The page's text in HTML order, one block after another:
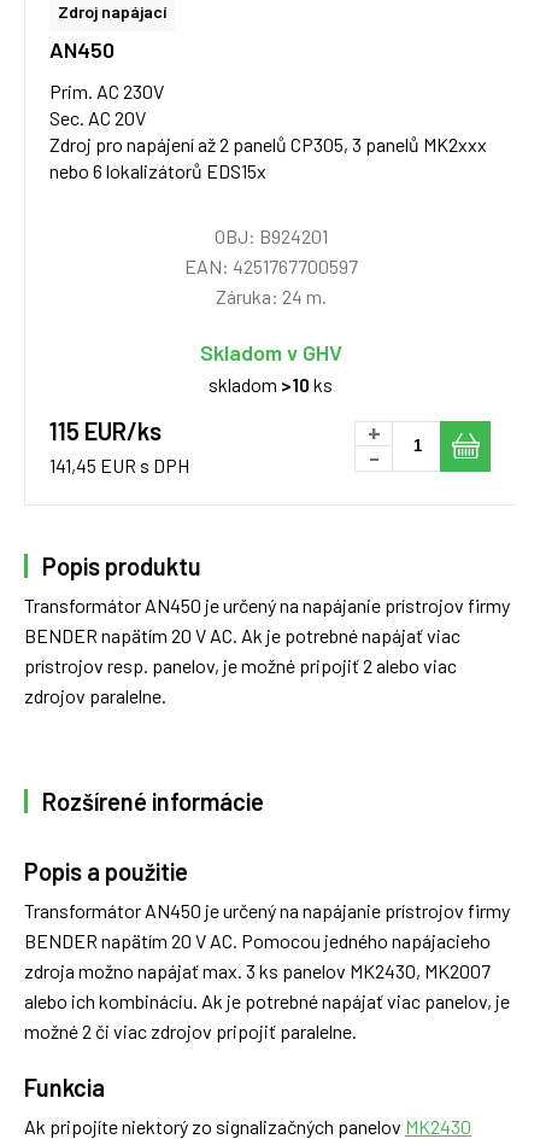
Zdroj napájací
AN450
Prim. AC 230V
Sec. AC 20V
Zdroj pro napájení až 2 panelů CP305, 3 panelů MK2xxx
nebo 6 lokalizátorů EDS15x
OBJ: B924201
EAN: 4251767700597
Záruka: 24 m.
Skladom v GHV
skladom >10 ks
115 EUR/ks
141,45 EUR s DPH
+
-
Popis produktu
Transformátor AN450 je určený na napájanie prístrojov firmy
BENDER napätím 20 V AC. Ak je potrebné napájať viac
prístrojov resp. panelov, je možné pripojiť 2 alebo viac
zdrojov paralelne.
Rozšírené informácie
Popis a použitie
Transformátor AN450 je určený na napájanie prístrojov firmy
BENDER napätím 20 V AC. Pomocou jedného napájacieho
zdroja možno napájať max. 3 ks panelov MK2430, MK2007
alebo ich kombináciu. Ak je potrebné napájať viac panelov, je
možné 2 či viac zdrojov pripojiť paralelne.
Funkcia
Ak pripojíte niektorý zo signalizačných panelov MK2430